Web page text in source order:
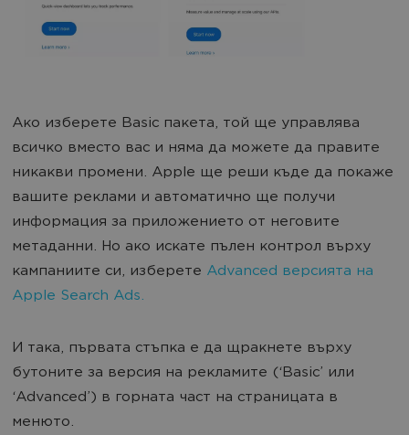
Aко изберете Basic пакета, той ще управлява
всичко вместо вас и няма да можете да правите
никакви промени. Apple ще реши къде да покаже
вашите реклами и автоматично ще получи
информация за приложението от неговите
метаданни. Но ако искате пълен контрол върху
кампаниите си, изберете Advanced версията на
Apple Search Ads.
И така, първата стъпка е да щракнете върху
бутоните за версия на рекламите (‘Basic’ или
‘Advanced’) в горната част на страницата в
менюто.